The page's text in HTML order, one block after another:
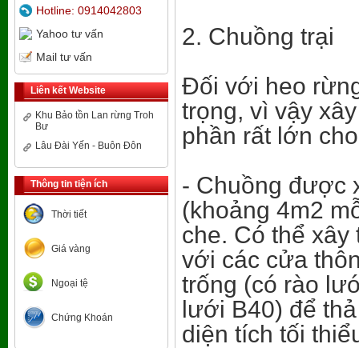
Hotline: 0914042803
Yahoo tư vấn
Mail tư vấn
Liên kết Website
Khu Bảo tồn Lan rừng Troh
Bư
Lâu Đài Yến - Buôn Đôn
Thông tin tiện ích
Thời tiết
Giá vàng
Ngoại tệ
Chứng Khoán
2. Chuồng trại
Đối với heo
trọng, vì vậy
phần rất lớn
- Chuồng được
(khoảng 4m2
che. Có thể
với các cửa
trống (có rào
lưới B40) để
diện tích tối